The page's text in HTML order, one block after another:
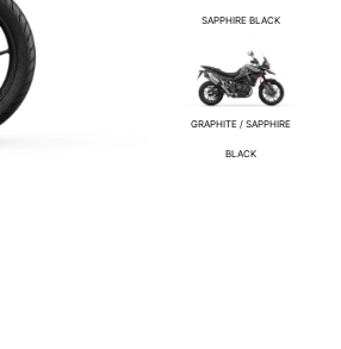
SAPPHIRE BLACK
GRAPHITE / SAPPHIRE
BLACK